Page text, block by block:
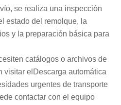
se realiza una inspección
estado del remolque, la
y la preparación básica para
catálogos o archivos de
visitar el Descarga automática
urgentes de transporte
contactar con el equipo